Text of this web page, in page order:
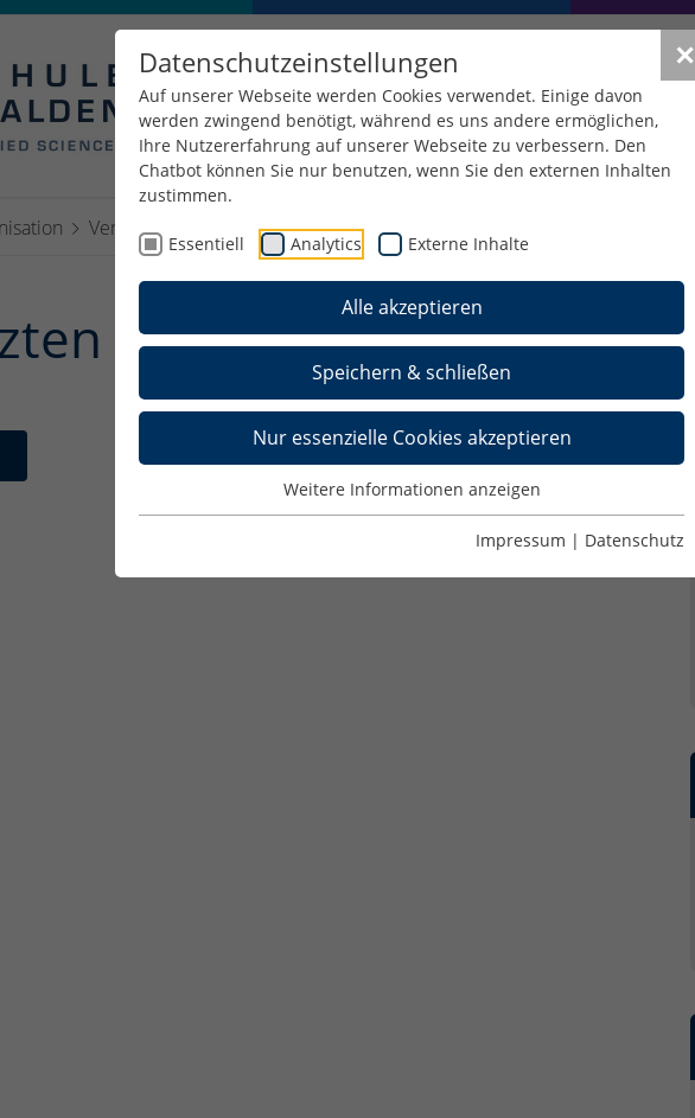
✕
Datenschutzeinstellungen
Auf unserer Webseite werden Cookies verwendet. Einige davon
werden zwingend benötigt, während es uns andere ermöglichen,
Ihre Nutzererfahrung auf unserer Webseite zu verbessern. Den
Chatbot können Sie nur benutzen, wenn Sie den externen Inhalten
zustimmen.
Essentiell Analytics Externe Inhalte
Alle akzeptieren
Speichern & schließen
Nur essenzielle Cookies akzeptieren
Weitere Informationen anzeigen
Impressum | Datenschutz
Verwaltung Zentrale Einrichtungen
Änderungen